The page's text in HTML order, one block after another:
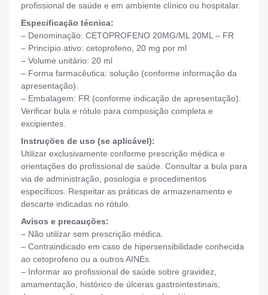
profissional de saúde e em ambiente clínico ou hospitalar.
Especificação técnica:
– Denominação: CETOPROFENO 20MG/ML 20ML – FR
– Princípio ativo: cetoprofeno, 20 mg por ml
– Volume unitário: 20 ml
– Forma farmacêutica: solução (conforme informação da
apresentação).
– Embalagem: FR (conforme indicação de apresentação).
Verificar bula e rótulo para composição completa e
excipientes.
Instruções de uso (se aplicável):
Utilizar exclusivamente conforme prescrição médica e
orientações do profissional de saúde. Consultar a bula para
via de administração, posologia e procedimentos
específicos. Respeitar as práticas de armazenamento e
descarte indicadas no rótulo.
Avisos e precauções:
– Não utilizar sem prescrição médica.
– Contraindicado em caso de hipersensibilidade conhecida
ao cetoprofeno ou a outros AINEs.
– Informar ao profissional de saúde sobre gravidez,
amamentação, histórico de úlceras gastrointestinais,